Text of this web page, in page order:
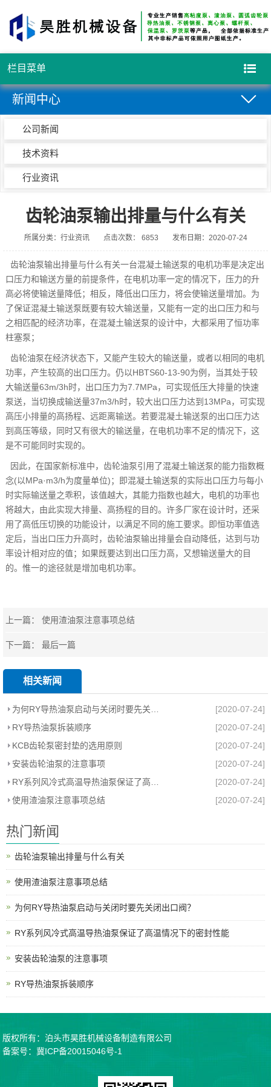
栏目菜单
新闻中心
公司新闻
技术资料
行业资讯
齿轮油泵输出排量与什么有关
所属分类：行业资讯 点击次数： 6853 发布日期：2020-07-24
齿轮油泵输出排量与什么有关一台混凝土输送泵的电机功率是决定出
口压力和输送方量的前提条件，在电机功率一定的情况下，压力的升
高必将使输送量降低；相反，降低出口压力，将会使输送量增加。为
了保证混凝土输送泵既要有较大输送量，又能有一定的出口压力和与
之相匹配的经济功率，在混凝土输送泵的设计中，大都采用了恒功率
柱塞泵；
齿轮油泵在经济状态下，又能产生较大的输送量，或者以相同的电机
功率，产生较高的出口压力。仍以HBTS60-13-90为例，当其处于较
大输送量63m/3h时，出口压力为7.7MPa，可实现低压大排量的快速
泵送，当切换成输送量37m3/h时，较大出口压力达到13MPa，可实现
高压小排量的高扬程、远距离输送。若要混凝土输送泵的出口压力达
到高压等级，同时又有很大的输送量，在电机功率不足的情况下，这
是不可能同时实现的。
因此，在国家新标准中，齿轮油泵引用了混凝土输送泵的能力指数概
念(以MPa·m3/h为度量单位)；即混凝土输送泵的实际出口压力与每小
时实际输送量之乖积，该值越大，其能力指数也越大，电机的功率也
将越大，由此实现大排量、高扬程的目的。许多厂家在设计时，还采
用了高低压切换的功能设计，以满足不同的施工要求。即恒功率值选
定后，当出口压力升高时，齿轮油泵输出排量会自动降低，达到与功
率设计相对应的值；如果既要达到出口压力高，又想输送量大的目
的。惟一的途径就是增加电机功率。
上一篇：使用渣油泵注意事项总结
下一篇： 最后一篇
相关新闻
[2020-07-24]
RY导热油泵拆装顺序
[2020-07-24]
KCB齿轮泵密封垫的选用原则
[2020-07-24]
安装齿轮油泵的注意事项
[2020-07-24]
[2020-07-24]
使用渣油泵注意事项总结
[2020-07-24]
热门新闻
齿轮油泵输出排量与什么有关
使用渣油泵注意事项总结
为何RY导热油泵启动与关闭时要先关闭出口阀？
RY系列风冷式高温导热油泵保证了高温情况下的密封性能
安装齿轮油泵的注意事项
RY导热油泵拆装顺序
版权所有：泊头市昊胜机械设备制造有限公司
备案号： 冀ICP备20015046号-1